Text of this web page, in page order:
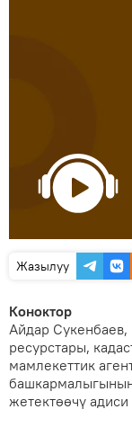
Жазылуу
Коноктор
Айдар
ресурстары,
мамлекеттик
жетектөөчү адиси